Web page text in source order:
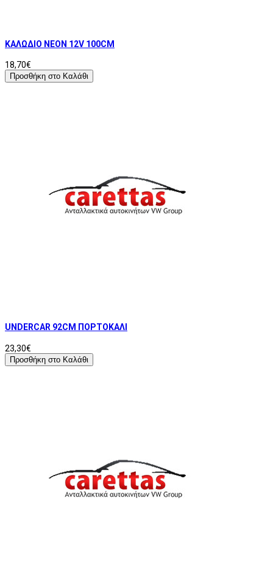
ΚΑΛΩΔΙΟ ΝΕΟΝ 12V 100CM
18,70€
Προσθήκη στο Καλάθι
UNDERCAR 92CM ΠΟΡΤΟΚΑΛΙ
23,30€
Προσθήκη στο Καλάθι